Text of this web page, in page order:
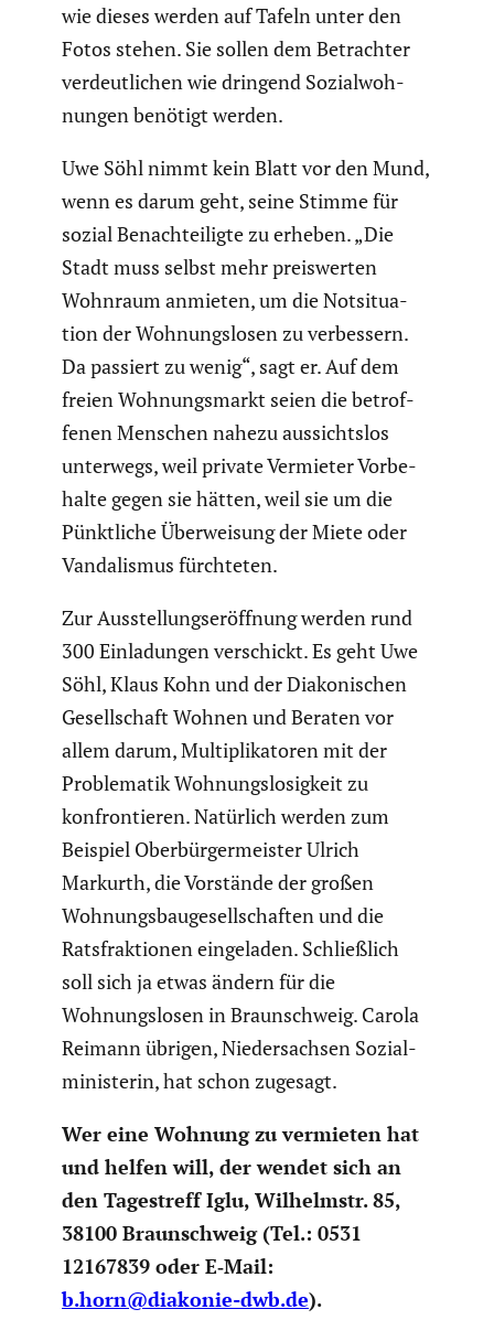
wie dieses werden auf Tafeln unter den
Fotos stehen. Sie sollen dem Betrachter
verdeut­li­chen wie dringend Sozial­woh­
nungen benötigt werden.
Uwe Söhl nimmt kein Blatt vor den Mund,
wenn es darum geht, seine Stimme für
sozial Benach­tei­ligte zu erheben. „Die
Stadt muss selbst mehr preis­werten
Wohnraum anmieten, um die Notsi­tua­
tion der Wohnungs­losen zu verbes­sern.
Da passiert zu wenig“, sagt er. Auf dem
freien Wohnungs­markt seien die betrof­
fenen Menschen nahezu aussichtslos
unterwegs, weil private Vermieter Vorbe­
halte gegen sie hätten, weil sie um die
Pünkt­liche Überwei­sung der Miete oder
Vanda­lismus fürch­teten.
Zur Ausstel­lungs­er­öff­nung werden rund
300 Einla­dungen verschickt. Es geht Uwe
Söhl, Klaus Kohn und der Diako­ni­schen
Gesell­schaft Wohnen und Beraten vor
allem darum, Multi­pli­ka­toren mit der
Proble­matik Wohnungs­lo­sig­keit zu
konfron­tieren. Natürlich werden zum
Beispiel Oberbür­ger­meister Ulrich
Markurth, die Vorstände der großen
Wohnungs­bau­ge­sell­schaften und die
Ratsfrak­tionen einge­laden. Schließ­lich
soll sich ja etwas ändern für die
Wohnungs­losen in Braun­schweig. Carola
Reimann übrigen, Nieder­sachsen Sozial­
mi­nis­terin, hat schon zugesagt.
Wer eine Wohnung zu vermieten hat
und helfen will, der wendet sich an
den Tages­treff Iglu, Wilhelmstr. 85,
38100 Braun­schweig (Tel.: 0531
12167839 oder E‑Mail:
b.horn@diakonie-dwb.de).